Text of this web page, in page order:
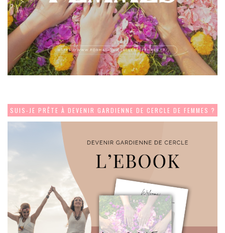
SUIS-JE PRÊTE À DEVENIR GARDIENNE DE CERCLE DE FEMMES ?